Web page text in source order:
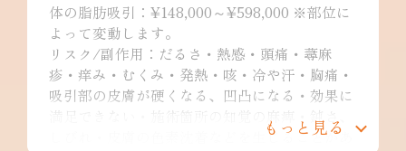
体の脂肪吸引：¥148,000～¥598,000 ※部位に
よって変動します。
リスク/副作用：だるさ・熱感・頭痛・蕁麻
疹・痒み・むくみ・発熱・咳・冷や汗・胸痛・
吸引部の皮膚が硬くなる、凹凸になる・効果に
満足できない・施術箇所の知覚の麻痺・鈍さ、
しびれ・皮膚の色素沈着などを生じることがあ
もっと見る